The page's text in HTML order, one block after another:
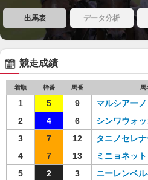
出馬表 データ分析
競走成績
着順 枠番 馬番 馬
1 5 9 マルシアーノ
2
4 6 シンワウォッ
3
7 12 タニノセレ
4
7 13 ミニョネット
5
2 3 ニーレンベ